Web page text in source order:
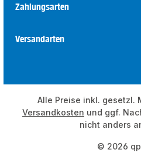
Zahlungsarten
Versandarten
© 2026
Alle Preise inkl. gesetzl.
Versandkosten und ggf.
nicht anders